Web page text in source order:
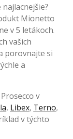
Mionetto
v 5 letákoch.
vašich
porovnajte si
a
v
, Libex, Terno,
v týchto